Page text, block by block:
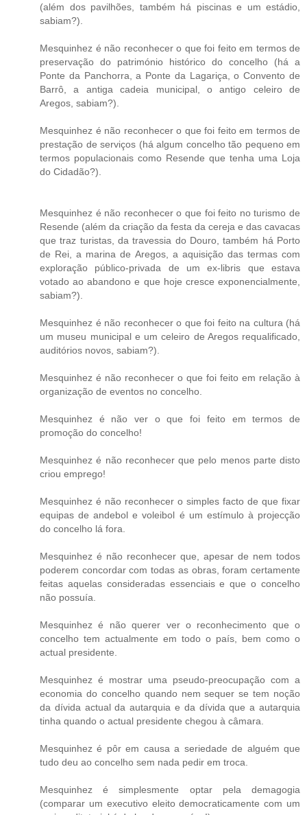
(além dos pavilhões, também há piscinas e um estádio,
sabiam?).
Mesquinhez é não reconhecer o que foi feito em termos de
preservação do património histórico do concelho (há a
Ponte da Panchorra, a Ponte da Lagariça, o Convento de
Barrô, a antiga cadeia municipal, o antigo celeiro de
Aregos, sabiam?).
Mesquinhez é não reconhecer o que foi feito em termos de
prestação de serviços (há algum concelho tão pequeno em
termos populacionais como Resende que tenha uma Loja
do Cidadão?).
Mesquinhez é não reconhecer o que foi feito no turismo de
Resende (além da criação da festa da cereja e das cavacas
que traz turistas, da travessia do Douro, também há Porto
de Rei, a marina de Aregos, a aquisição das termas com
exploração público-privada de um ex-libris que estava
votado ao abandono e que hoje cresce exponencialmente,
sabiam?).
Mesquinhez é não reconhecer o que foi feito na cultura (há
um museu municipal e um celeiro de Aregos requalificado,
auditórios novos, sabiam?).
Mesquinhez é não reconhecer o que foi feito em relação à
organização de eventos no concelho.
Mesquinhez é não ver o que foi feito em termos de
promoção do concelho!
Mesquinhez é não reconhecer que pelo menos parte disto
criou emprego!
Mesquinhez é não reconhecer o simples facto de que fixar
equipas de andebol e voleibol é um estímulo à projecção
do concelho lá fora.
Mesquinhez é não reconhecer que, apesar de nem todos
poderem concordar com todas as obras, foram certamente
feitas aquelas consideradas essenciais e que o concelho
não possuía.
Mesquinhez é não querer ver o reconhecimento que o
concelho tem actualmente em todo o país, bem como o
actual presidente.
Mesquinhez é mostrar uma pseudo-preocupação com a
economia do concelho quando nem sequer se tem noção
da dívida actual da autarquia e da dívida que a autarquia
tinha quando o actual presidente chegou à câmara.
Mesquinhez é pôr em causa a seriedade de alguém que
tudo deu ao concelho sem nada pedir em troca.
Mesquinhez é simplesmente optar pela demagogia
(comparar um executivo eleito democraticamente com um